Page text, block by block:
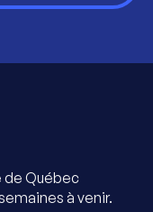
de Québec
à venir.